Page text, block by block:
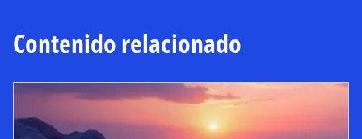
Contenido relacionado